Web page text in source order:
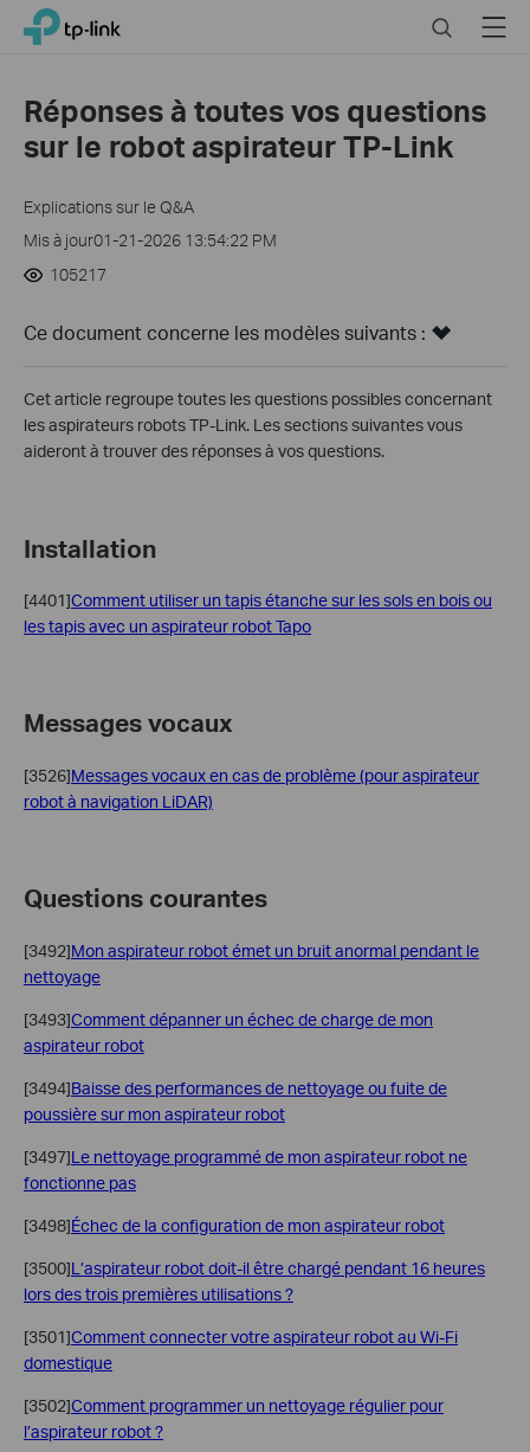
Click
navigation
TP-Link, Reliably Smart SearchMenu
Réponses à toutes vos questions
sur le robot aspirateur TP-Link
Explications sur le Q&A
Mis à jour01-21-2026 13:54:22 PM
105217
Ce document concerne les modèles suivants :
Cet article regroupe toutes les questions possibles concernant
les aspirateurs robots TP-Link. Les sections suivantes vous
aideront à trouver des réponses à vos questions.
Installation
[4401]Comment utiliser un tapis étanche sur les sols en bois ou
les tapis avec un aspirateur robot Tapo
Messages vocaux
[3526]Messages vocaux en cas de problème (pour aspirateur
robot à navigation LiDAR)
Questions courantes
[3492]Mon aspirateur robot émet un bruit anormal pendant le
nettoyage
[3493]Comment dépanner un échec de charge de mon
aspirateur robot
[3494]Baisse des performances de nettoyage ou fuite de
poussière sur mon aspirateur robot
[3497]Le nettoyage programmé de mon aspirateur robot ne
fonctionne pas
[3498]Échec de la configuration de mon aspirateur robot
[3500]L’aspirateur robot doit-il être chargé pendant 16 heures
lors des trois premières utilisations ?
[3501]Comment connecter votre aspirateur robot au Wi-Fi
domestique
[3502]Comment programmer un nettoyage régulier pour
l’aspirateur robot ?